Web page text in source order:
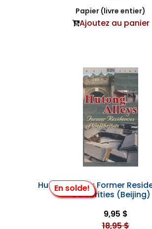
Papier (livre entier)
Ajoutez au panier
En solde!
Hutong Alleys: Former
Celebrities (Beijing)
9,95 $
18,95 $